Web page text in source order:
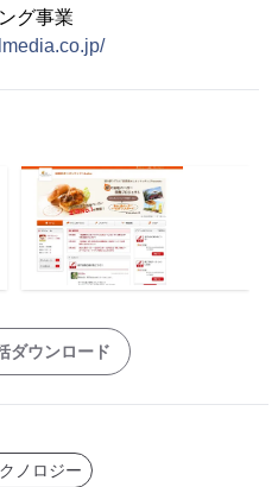
事業
ダウンロード
ノロジー